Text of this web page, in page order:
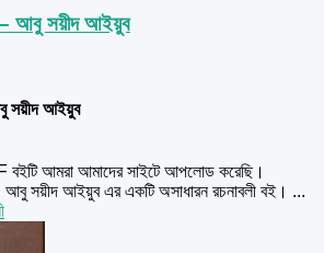
– আবু সয়ীদ আইয়ুব
সয়ীদ আইয়ুব
বইটি আমরা আমাদের সাইটে আপলোড করেছি।
আবু সয়ীদ আইয়ুব এর একটি অসাধারন রচনাবলী বই। ...